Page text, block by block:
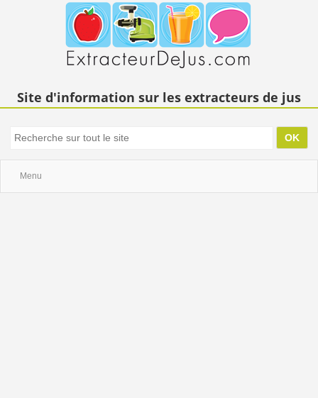
Site d'information sur les extracteurs de jus
Menu